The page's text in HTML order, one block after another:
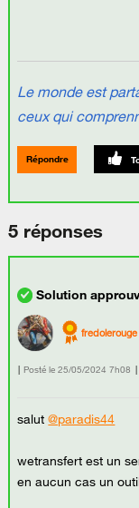
Le monde est
ceux qui
Répondre
5 réponses
fredolerouge
Posté le ‎25/05/2024 7h08
salut@paradis44
wetransfert est un
en aucun cas un